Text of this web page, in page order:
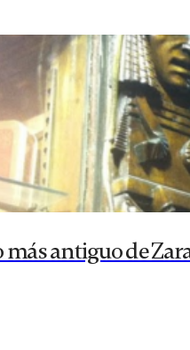
más antiguo de